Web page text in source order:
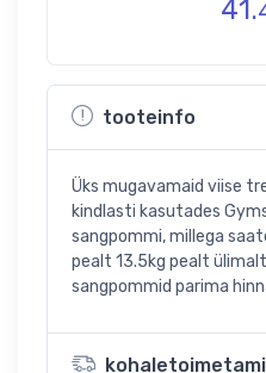
41.
tooteinfo
Üks mugavamaid viise
kindlasti kasutades
sangpommi, millega
pealt 13.5kg pealt
sangpommid parima